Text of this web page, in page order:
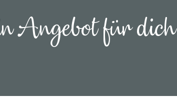
Angebot für dich